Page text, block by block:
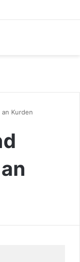
Kurden